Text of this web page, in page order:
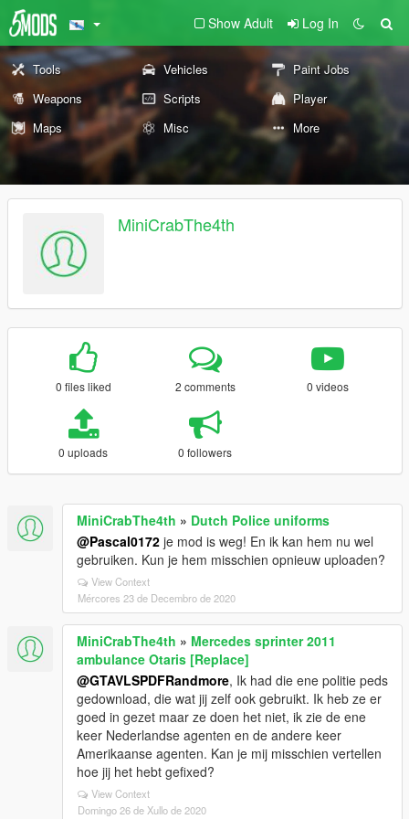
Show Adult Log In
Tools Vehicles
Paint Jobs
Weapons
Scripts
Player
Maps
Misc More
MiniCrabThe4th
0 files liked 2 comments 0 videos
0 uploads 0 followers
MiniCrabThe4th » Dutch Police uniforms
@Pascal0172 je mod is weg! En ik kan hem nu wel
gebruiken. Kun je hem misschien opnieuw uploaden?
View Context
Mércores 23 de Decembro de 2020
MiniCrabThe4th » Mercedes sprinter 2011
ambulance Otaris [Replace]
@GTAVLSPDFRandmore, Ik had die ene politie peds
gedownload, die wat jij zelf ook gebruikt. Ik heb ze er
goed in gezet maar ze doen het niet, ik zie de ene
keer Nederlandse agenten en de andere keer
Amerikaanse agenten. Kan je mij misschien vertellen
hoe jij het hebt gefixed?
View Context
Domingo 26 de Xullo de 2020